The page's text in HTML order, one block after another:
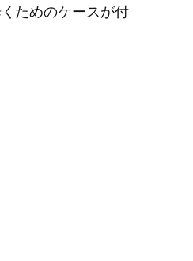
ためのケースが付